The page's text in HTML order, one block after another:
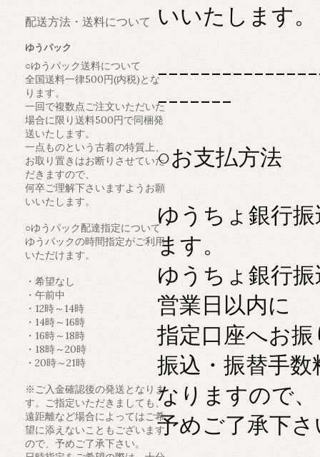
いいたします。
-------
○お支払方法
ゆうちょ銀行
ます。
ゆうちょ銀行
営業日以内に
指定口座へお
振込・振替手
なりますので、
予めご了承下
配送方法・送料について
ゆうパック
○ゆうパック送料について
全国送料一律500円(内税)とな
ります。
一回で複数点ご注文いただいた
場合に限り送料500円で同梱発
送いたします。
一点ものという古着の特質上、
お取り置きはお断りさせていた
だきますので、
何卒ご理解下さいますようお願
いいたします。
○ゆうパック配達指定について
ゆうパックの時間指定がご利用
いただけます。
・希望なし
・午前中
・12時～14時
・14時～16時
・16時～18時
・18時～20時
・20時～21時
※ご入金確認後の発送となりま
す。ご指定いただきましても、
遠距離など場合によってはご希
望に添えないこともございます
ので、予めご了承下さい。